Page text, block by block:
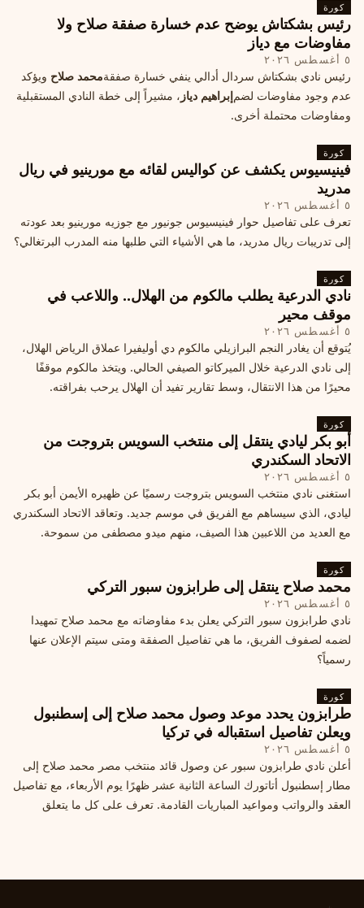
كورة
رئيس بشكتاش يوضح عدم خسارة صفقة صلاح ولا
مفاوضات مع دياز
٥ أغسطس ٢٠٢٦
رئيس نادي بشكتاش سردال أدالي ينفي خسارة صفقةمحمد صلاح ويؤكد
عدم وجود مفاوضات لضمإبراهيم دياز ، مشيراً إلى خطة النادي المستقبلية
ومفاوضات محتملة أخرى.
كورة
فينيسيوس يكشف عن كواليس لقائه مع مورينيو في ريال
مدريد
٥ أغسطس ٢٠٢٦
تعرف على تفاصيل حوار فينيسيوس جونيور مع جوزيه مورينيو بعد عودته
إلى تدريبات ريال مدريد، ما هي الأشياء التي طلبها منه المدرب البرتغالي؟
كورة
نادي الدرعية يطلب مالكوم من الهلال.. واللاعب في
موقف محير
٥ أغسطس ٢٠٢٦
يُتوقع أن يغادر النجم البرازيلي مالكوم دي أوليفيرا عملاق الرياض الهلال،
إلى نادي الدرعية خلال الميركاتو الصيفي الحالي. ويتخذ مالكوم موقفًا
محيرًا من هذا الانتقال، وسط تقارير تفيد أن الهلال يرحب بفراقته.
كورة
أبو بكر ليادي ينتقل إلى منتخب السويس بتروجت من
الاتحاد السكندري
٥ أغسطس ٢٠٢٦
استغنى نادي منتخب السويس بتروجت رسميًا عن ظهيره الأيمن أبو بكر
ليادي، الذي سيساهم مع الفريق في موسم جديد. وتعاقد الاتحاد السكندري
مع العديد من اللاعبين هذا الصيف، منهم ميدو مصطفى من سموحة.
كورة
محمد صلاح ينتقل إلى طرابزون سبور التركي
٥ أغسطس ٢٠٢٦
نادي طرابزون سبور التركي يعلن بدء مفاوضاته مع محمد صلاح تمهيدا
لضمه لصفوف الفريق، ما هي تفاصيل الصفقة ومتى سيتم الإعلان عنها
رسمياً؟
كورة
طرابزون يحدد موعد وصول محمد صلاح إلى إسطنبول
ويعلن تفاصيل استقباله في تركيا
٥ أغسطس ٢٠٢٦
أعلن نادي طرابزون سبور عن وصول قائد منتخب مصر محمد صلاح إلى
مطار إسطنبول أتاتورك الساعة الثانية عشر ظهرًا يوم الأربعاء، مع تفاصيل
العقد والرواتب ومواعيد المباريات القادمة. تعرف على كل ما يتعلق